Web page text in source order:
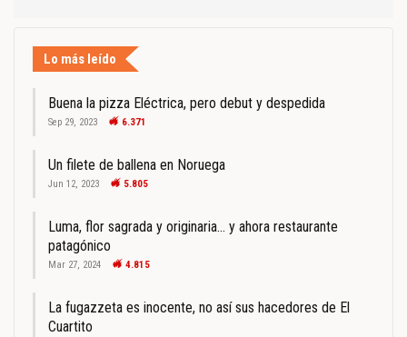
Lo más leído
Buena la pizza Eléctrica, pero debut y despedida
Sep 29, 2023 6.371
Un filete de ballena en Noruega
Jun 12, 2023 5.805
Luma, flor sagrada y originaria… y ahora restaurante
patagónico
Mar 27, 2024 4.815
La fugazzeta es inocente, no así sus hacedores de El
Cuartito